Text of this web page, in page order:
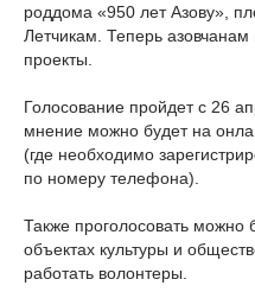
роддома «950 лет Азову»,
Летчикам. Теперь азовчанам
проекты.
Голосование пройдет с 26
мнение можно будет на
(где необходимо
по номеру телефона).
Также проголосовать можно
объектах культуры и
работать волонтеры.